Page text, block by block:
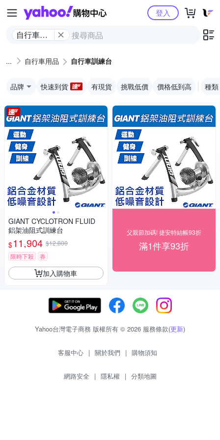
Yahoo購物中心
自行車訓
登入
自行車用品 自行車訓練台
品牌 快速到貨 有現貨 挑戰低價 價格低到高 種類
GIANT CYCLOTRON FLUID
鋁架油阻式訓練台
$11,904 $12,800
限時下殺
券
加入購物車
父親節加碼! 捷安特結帳93折
滿1件享93折
Yahoo台灣電子商務 版權所有 © 2026 服務條款(更新)
客服中心 | 關於我們 | 購物須知
網路安全 | 隱私權 | 分類地圖